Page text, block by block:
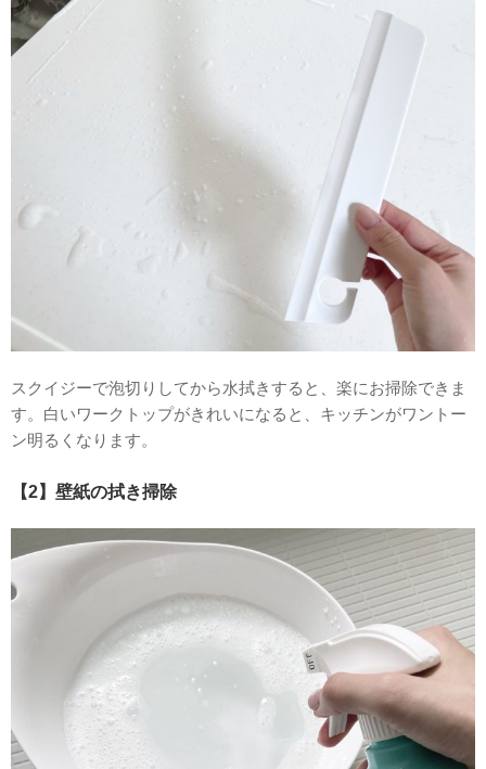
スクイジーで泡切りしてから水拭きすると、楽にお掃除できま
す。白いワークトップがきれいになると、キッチンがワントー
ン明るくなります。
【2】壁紙の拭き掃除